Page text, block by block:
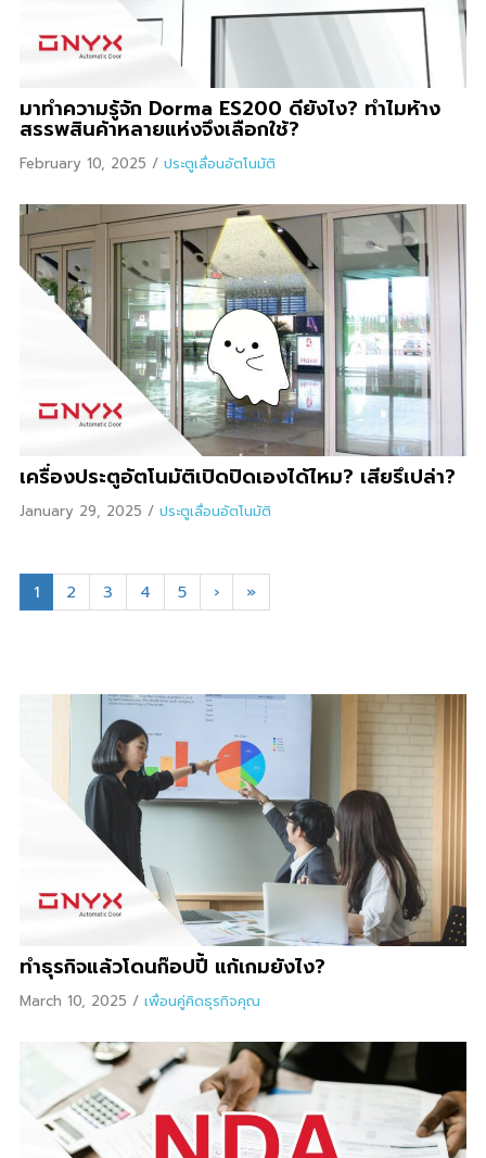
มาทำความรู้จัก Dorma ES200 ดียังไง? ทำไมห้าง
สรรพสินค้าหลายแห่งจึงเลือกใช้?
February 10, 2025 / ประตูเลื่อนอัตโนมัติ
เครื่องประตูอัตโนมัติเปิดปิดเองได้ไหม? เสียรึเปล่า?
January 29, 2025 / ประตูเลื่อนอัตโนมัติ
1 2 3 4 5 › »
ทำธุรกิจแล้วโดนก๊อปปี้ แก้เกมยังไง?
March 10, 2025 / เพื่อนคู่คิดธุรกิจคุณ